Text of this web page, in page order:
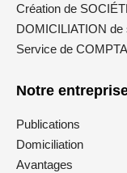
Création de
DOMICILIATION de
Service de
Notre
Publications
Domiciliation
Avantages